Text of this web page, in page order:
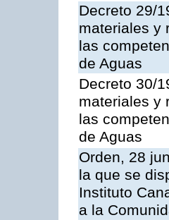
Decreto 29/
materiales y
las
de Aguas
Decreto 30/
materiales y
las
de Aguas
Orden, 28
la que se
Instituto
a la